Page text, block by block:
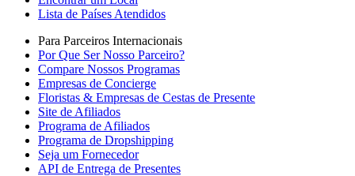
Lista de Países Atendidos
Para Parceiros Internacionais
Por Que Ser Nosso Parceiro?
Compare Nossos Programas
Empresas de Concierge
Floristas & Empresas de Cestas de Presente
Site de Afiliados
Programa de Afiliados
Programa de Dropshipping
Seja um Fornecedor
API de Entrega de Presentes